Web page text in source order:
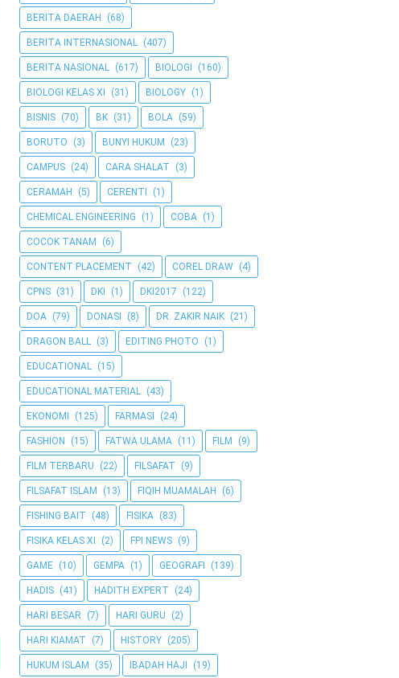
BERITA DAERAH (68)
BERITA INTERNASIONAL (407)
BERITA NASIONAL (617) BIOLOGI (160)
BIOLOGI KELAS XI (31) BIOLOGY (1)
BISNIS (70) BK (31) BOLA (59)
BORUTO (3) BUNYI HUKUM (23)
CAMPUS (24) CARA SHALAT (3)
CERAMAH (5) CERENTI (1)
CHEMICAL ENGINEERING (1) COBA (1)
COCOK TANAM (6)
CONTENT PLACEMENT (42) COREL DRAW (4)
CPNS (31) DKI (1) DKI2017 (122)
DOA (79) DONASI (8) DR. ZAKIR NAIK (21)
DRAGON BALL (3) EDITING PHOTO (1)
EDUCATIONAL (15)
EDUCATIONAL MATERIAL (43)
EKONOMI (125) FARMASI (24)
FASHION (15) FATWA ULAMA (11) FILM (9)
FILM TERBARU (22) FILSAFAT (9)
FILSAFAT ISLAM (13) FIQIH MUAMALAH (6)
FISHING BAIT (48) FISIKA (83)
FISIKA KELAS XI (2) FPI NEWS (9)
GAME (10) GEMPA (1) GEOGRAFI (139)
HADIS (41) HADITH EXPERT (24)
HARI BESAR (7) HARI GURU (2)
HARI KIAMAT (7) HISTORY (205)
HUKUM ISLAM (35) IBADAH HAJI (19)